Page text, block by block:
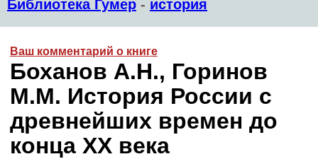
Библиотека Гумер - история
Ваш комментарий о книге
Боханов А.Н., Горинов
М.М. История России с
древнейших времен до
конца XX века